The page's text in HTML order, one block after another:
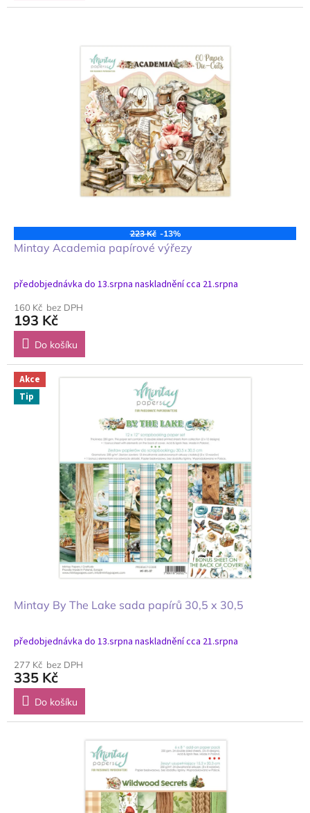
223 Kč -13%
Mintay Academia papírové výřezy
předobjednávka do 13.srpna naskladnění cca 21.srpna
160 Kč bez DPH
193 Kč
Do košíku
Akce
Tip
Mintay By The Lake sada papírů 30,5 x 30,5
předobjednávka do 13.srpna naskladnění cca 21.srpna
277 Kč bez DPH
335 Kč
Do košíku